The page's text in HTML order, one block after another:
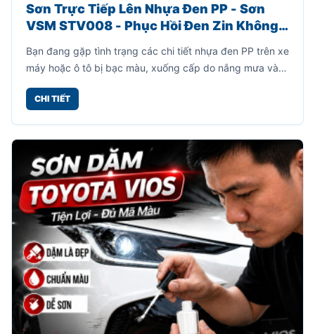
Sơn Trực Tiếp Lên Nhựa Đen PP - Sơn
VSM STV008 - Phục Hồi Đen Zin Không
Bạn đang gặp tình trạng các chi tiết nhựa đen PP trên xe
máy hoặc ô tô bị bạc màu, xuống cấp do nắng mưa và
giúp phục hồi bề mặt nhựa đen nhanh chóng, tiết kiệm
CHI TIẾT